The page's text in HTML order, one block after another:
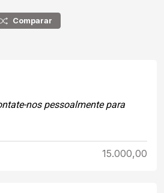
Comparar
nos pessoalmente para
15.000,00